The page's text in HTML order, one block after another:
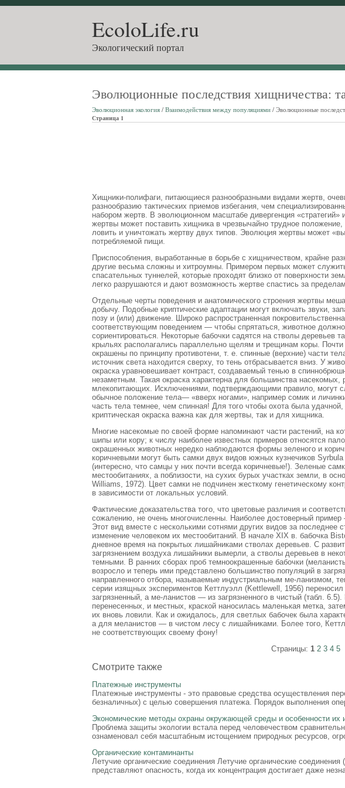
EcoloLife.ru
Экологический портал
Эволюционные последствия хищничества:
Эволюционная экология / Взаимодействия между популяциями / Эволюционные
Страница 1
Хищники-полифаги, питающиеся разнообразными видами жертв,
разнообразию тактических приемов избегания, чем
набором жертв. В эволюционном масштабе дивергенция «стратегий»
жертвы может поставить хищника в чрезвычайно трудное
ловить и уничтожать жертву двух типов. Эволюция жертвы может
потребляемой пищи.
Приспособления, выработанные в борьбе с хищничеством, крайне
другие весьма сложны и хитроумны. Примером первых может
спасательных туннелей, которые проходят близко от поверхности
легко разрушаются и дают возможность жертве спастись за
Отдельные черты поведения и анатомического строения жертвы
добычу. Подобные криптические адаптации могут включать звуки,
позу и (или) движение. Широко распространенная
соответствующим поведением — чтобы спрятаться, животное
сориентироваться. Некоторые бабочки садятся на стволы деревьев
крыльях располагались параллельно щелям и трещинам коры.
окрашены по принципу противотени, т. е. спинные (верхние) части
источник света находится сверху, то тень отбрасывается вниз. У
окраска уравновешивает контраст, создаваемый тенью в
незаметным. Такая окраска характерна для большинства
млекопитающих. Исключениями, подтверждающими правило, могут
обычное положение тела— «вверх ногами», например сомик и
часть тела темнее, чем спинная! Для того чтобы охота была
криптическая окраска важна как для жертвы, так и для хищника.
Многие насекомые по своей форме напоминают части растений, на
шипы или кору; к числу наиболее известных примеров относятся
окрашенных животных нередко наблюдаются формы зеленого и
коричневыми могут быть самки двух видов южных кузнечиков
(интересно, что самцы у них почти всегда коричневые!). Зеленые
местообитаниях, а поблизости, на сухих бурых участках земли, в
Williams, 1972). Цвет самки не подчинен жесткому генетическому
в зависимости от локальных условий.
Фактические доказательства того, что цветовые различия и
сожалению, не очень многочисленны. Наиболее достоверный
Этот вид вместе с несколькими сотнями других видов за последнее
изменение человеком их местообитаний. В начале XIX в. бабочка
дневное время на покрытых лишайниками стволах деревьев. С
загрязнением воздуха лишайники вымерли, а стволы деревьев в
темными. В ранних сборах проб темноокрашенные бабочки
возросло и теперь ими представлено большинство популяций в
направленного отбора, называемые индустриальным ме-ланизмом,
серии изящных экспериментов Кеттлуэлл (Kettlewell, 1956) переносил
загрязненный, а ме-ланистов — из загрязненного в чистый (табл.
перенесенных, и местных, краской наносилась маленькая метка,
их вновь ловили. Как и ожидалось, для светлых бабочек была
а для меланистов — в чистом лесу с лишайниками. Более того,
не соответствующих своему фону!
Страницы: 1 2 3 4 5
Смотрите также
Платежные инструменты
Платежные инструменты - это правовые средства осуществления
безналичных) с целью совершения платежа. Порядок выполнения
Экономические методы охраны окружающей среды и особенности их
Проблема защиты экологии встала перед человечеством
ознаменовал себя масштабным истощением природных ресурсов,
Органические контаминанты
Летучие органические соединения Летучие органические
представляют опасность, когда их концентрация достигает даже